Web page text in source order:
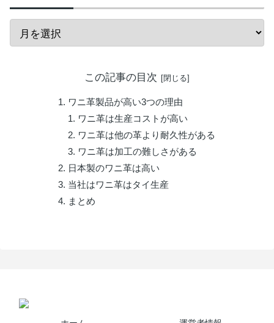
この記事の目次
ワニ革製品が高い3つの理由
ワニ革は生産コストが高い
ワニ革は他の革より耐久性がある
ワニ革は加工の難しさがある
日本製のワニ革は高い
当社はワニ革はタイ生産
まとめ